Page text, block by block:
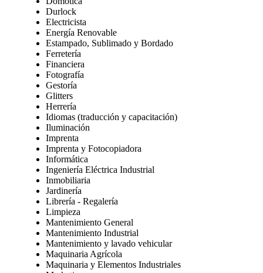
Durlock
Electricista
Energía Renovable
Estampado, Sublimado y Bordado
Ferretería
Financiera
Fotografía
Gestoría
Glitters
Herrería
Idiomas (traducción y capacitación)
Iluminación
Imprenta
Imprenta y Fotocopiadora
Informática
Ingeniería Eléctrica Industrial
Inmobiliaria
Jardinería
Librería - Regalería
Limpieza
Mantenimiento General
Mantenimiento Industrial
Mantenimiento y lavado vehicular
Maquinaria Agrícola
Maquinaria y Elementos Industriales